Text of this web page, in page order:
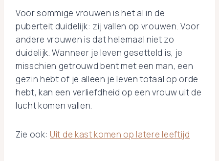
Voor sommige vrouwen is het al in de
puberteit duidelijk: zij vallen op vrouwen. Voor
andere vrouwen is dat helemaal niet zo
duidelijk. Wanneer je leven gesetteld is, je
misschien getrouwd bent met een man, een
gezin hebt of je alleen je leven totaal op orde
hebt, kan een verliefdheid op een vrouw uit de
lucht komen vallen.
Zie ook: Uit de kast komen op latere leeftijd